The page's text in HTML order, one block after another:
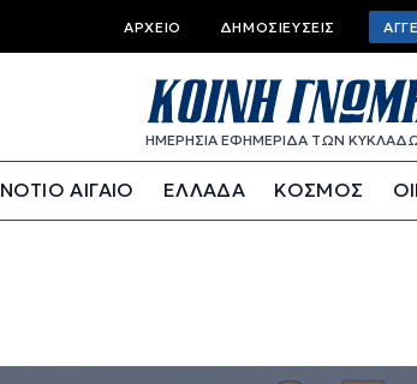
Top bar menu
ΑΡΧΕΊΟ ΔΗΜΟΣΙΕΎΣΕΙΣ
ΗΜΕΡΗΣΙΑ ΕΦΗΜΕΡΙΔΑ ΤΩΝ
ΝΟΤΙΟ ΑΙΓΑΙΟ ΕΛΛΑΔΑ ΚΟΣΜΟΣ